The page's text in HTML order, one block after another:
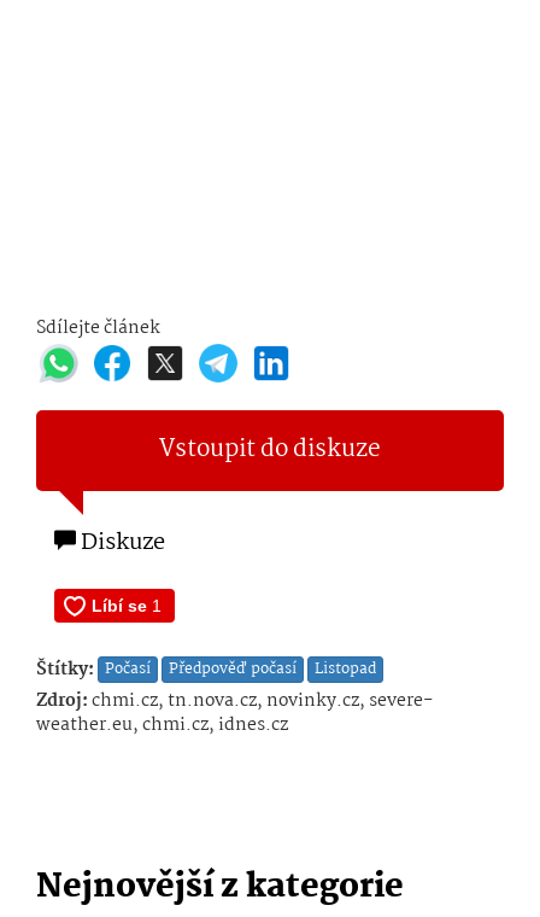
Sdílejte článek
Vstoupit do diskuze
Diskuze
Štítky: Počasí Předpověď počasí Listopad
Zdroj:chmi.cz, tn.nova.cz, novinky.cz, severe-
weather.eu, chmi.cz, idnes.cz
Nejnovější z kategorie